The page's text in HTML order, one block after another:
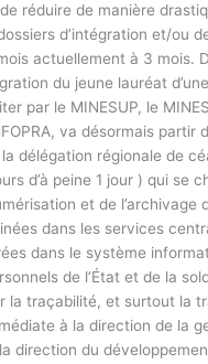
réduire de manière
d’intégration et/ou
actuellement à 3 mois.
du jeune lauréat
par le MINESUP, le
va désormais partir
délégation régionale de
d’à peine 1 jour ) qui se
et de l’archivage
dans les services
dans le système
de l’État et de la
la traçabilité, et surtout la
à la direction de la
direction du